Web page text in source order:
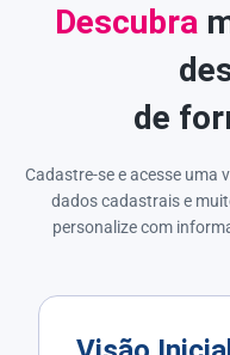
Descubra
de
Cadastre-se e acesse uma
dados cadastrais e
personalize com